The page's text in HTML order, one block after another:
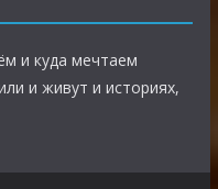
и куда мечтаем
и живут и историях,